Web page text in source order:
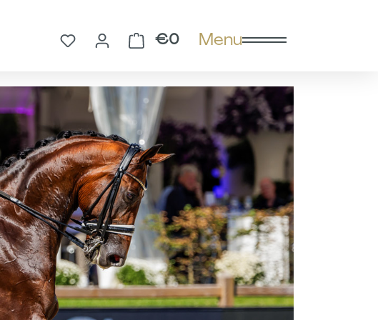
Menu
You have 0 wishlist items
€0 Shopping cart contains